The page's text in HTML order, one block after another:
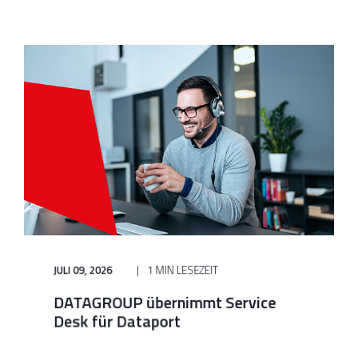
JULI 09, 2026 1 MIN LESEZEIT
DATAGROUP übernimmt Service
Desk für Dataport